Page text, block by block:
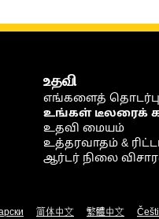
உதவி
எங்களைத்
உங்கள் டீலரைக்
உதவி மையம்
உத்தரவாதம் &
ஆர்டர் நிலை
简体中文 繁體中文